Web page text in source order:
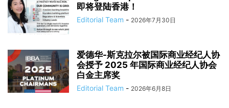
即将登陆香港！
Editorial Team - 2026年7月30日
爱德华-斯克拉尔被国际商业经纪人协
会授予 2025 年国际商业经纪人协会
白金主席奖
Editorial Team - 2026年6月8日